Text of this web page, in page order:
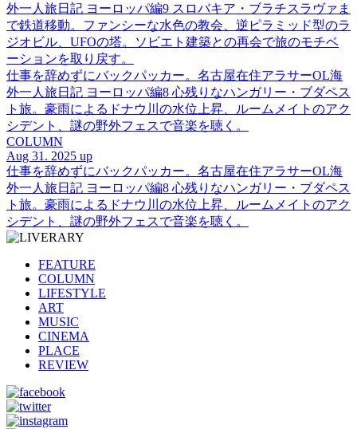
外一人旅日記 ヨーロッパ編9 スロバキア・ブラチスラヴァま
で鉄道移動。ファンシーな水色の教会、逆ピラミッド型のラ
ジオビル、UFOの塔。ソビエト建築との再会で旅のモチベ
ーションを取り戻す。
仕事を辞めずにバックパッカー。名古屋在住アラサーOL海
外一人旅日記 ヨーロッパ編8 心残りなハンガリー・ブダペス
ト旅。豪雨によるドナウ川の水位上昇、ルームメイトのアク
シデント、謎の野外フェスで音楽を聴く。
COLUMN
Aug 31. 2025 up
仕事を辞めずにバックパッカー。名古屋在住アラサーOL海
外一人旅日記 ヨーロッパ編8 心残りなハンガリー・ブダペス
ト旅。豪雨によるドナウ川の水位上昇、ルームメイトのアク
シデント、謎の野外フェスで音楽を聴く。
FEATURE
COLUMN
LIFESTYLE
ART
MUSIC
CINEMA
PLACE
REVIEW